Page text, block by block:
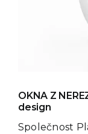
OKNA Z
design
Společnost